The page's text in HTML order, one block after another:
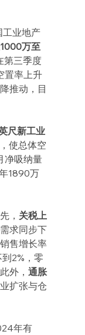
工业地产
万至
第三季度
置率上升
推动，目
尺新工业
，使总体空
净吸纳量
1890万
， 关税上
求同步下
销售增长率
2%，零
外， 通胀
扩张与仓
年有